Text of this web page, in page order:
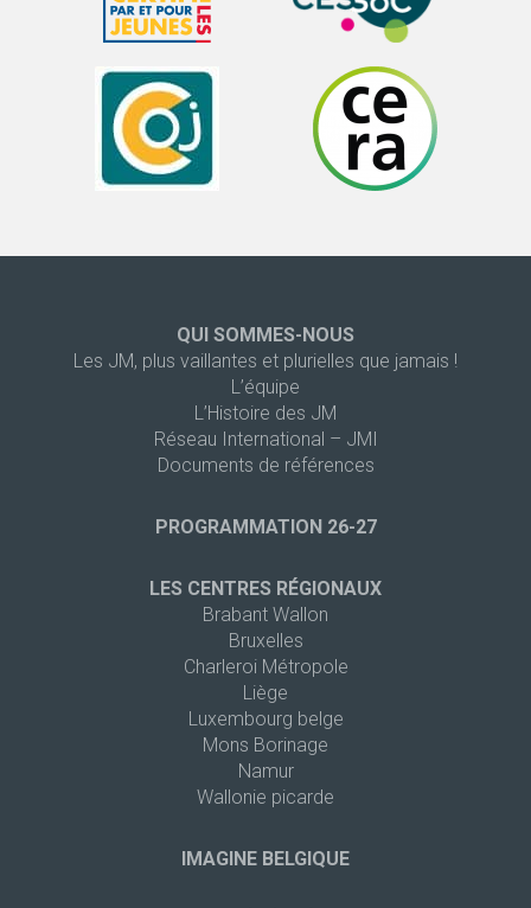
QUI SOMMES-NOUS
Les JM, plus vaillantes et plurielles que jamais !
L’équipe
L’Histoire des JM
Réseau International – JMI
Documents de références
PROGRAMMATION 26-27
LES CENTRES RÉGIONAUX
Brabant Wallon
Bruxelles
Charleroi Métropole
Liège
Luxembourg belge
Mons Borinage
Namur
Wallonie picarde
IMAGINE BELGIQUE